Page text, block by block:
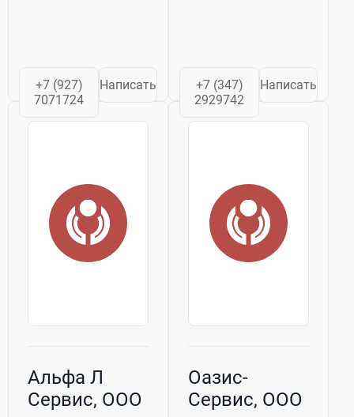
+7 (927)
7071724
Написать
+7 (347)
2929742
Написать
Альфа Л
Сервис, ООО
Оазис-
Сервис, ООО